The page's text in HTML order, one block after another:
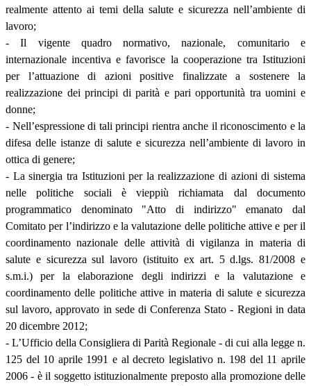
realmente attento ai temi della salute e sicurezza nell’ambiente di
lavoro;
- Il vigente quadro normativo, nazionale, comunitario e
internazionale incentiva e favorisce la cooperazione tra Istituzioni
per l’attuazione di azioni positive finalizzate a sostenere la
realizzazione dei principi di parità e pari opportunità tra uomini e
donne;
- Nell’espressione di tali principi rientra anche il riconoscimento e la
difesa delle istanze di salute e sicurezza nell’ambiente di lavoro in
ottica di genere;
- La sinergia tra Istituzioni per la realizzazione di azioni di sistema
nelle politiche sociali è vieppiù richiamata dal documento
programmatico denominato "Atto di indirizzo" emanato dal
Comitato per l’indirizzo e la valutazione delle politiche attive e per il
coordinamento nazionale delle attività di vigilanza in materia di
salute e sicurezza sul lavoro (istituito ex art. 5 d.lgs. 81/2008 e
s.m.i.) per la elaborazione degli indirizzi e la valutazione e
coordinamento delle politiche attive in materia di salute e sicurezza
sul lavoro, approvato in sede di Conferenza Stato - Regioni in data
20 dicembre 2012;
- L’Ufficio della Consigliera di Parità Regionale - di cui alla legge n.
125 del 10 aprile 1991 e al decreto legislativo n. 198 del 11 aprile
2006 - è il soggetto istituzionalmente preposto alla promozione delle